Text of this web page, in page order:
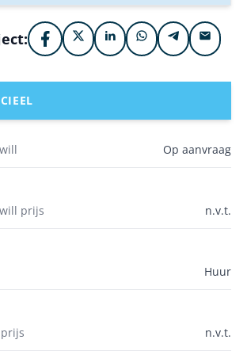
Op aanvraag
prijs n.v.t.
Huur
n.v.t.